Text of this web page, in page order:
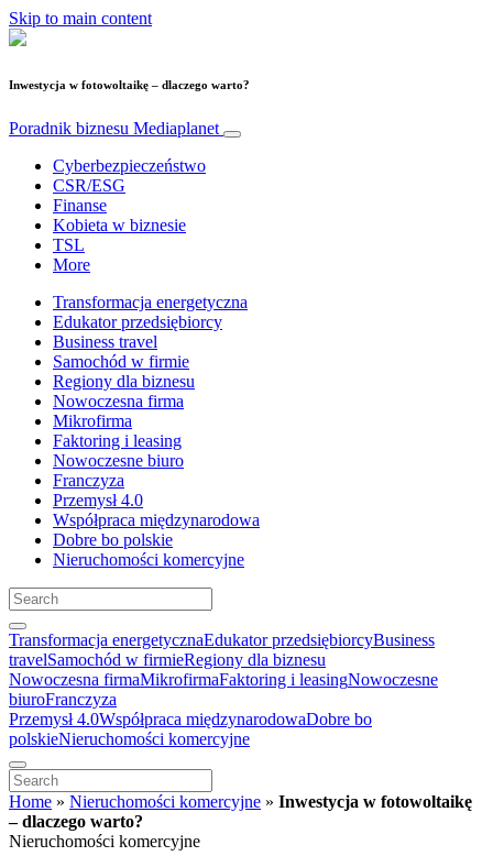
Skip to main content
Inwestycja w fotowoltaikę – dlaczego warto?
Poradnik biznesu Mediaplanet
Cyberbezpieczeństwo
CSR/ESG
Finanse
Kobieta w biznesie
TSL
More
Transformacja energetyczna
Edukator przedsiębiorcy
Business travel
Samochód w firmie
Regiony dla biznesu
Nowoczesna firma
Mikrofirma
Faktoring i leasing
Nowoczesne biuro
Franczyza
Przemysł 4.0
Współpraca międzynarodowa
Dobre bo polskie
Nieruchomości komercyjne
Transformacja energetycznaEdukator przedsiębiorcyBusiness
travelSamochód w firmieRegiony dla biznesu
Nowoczesna firmaMikrofirmaFaktoring i leasingNowoczesne
biuroFranczyza
Przemysł 4.0Współpraca międzynarodowaDobre bo
polskieNieruchomości komercyjne
Home » Nieruchomości komercyjne » Inwestycja w fotowoltaikę
– dlaczego warto?
Nieruchomości komercyjne